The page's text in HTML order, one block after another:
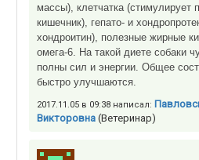
массы), клетчатка (стимулирует
кишечник), гепато- и
хондроитин), полезные жирные
омега-6. На такой диете собаки
полны сил и энергии. Общее
быстро улучшаются.
2017.11.05 в 09:38 написал:
Викторовна (Ветеринар)